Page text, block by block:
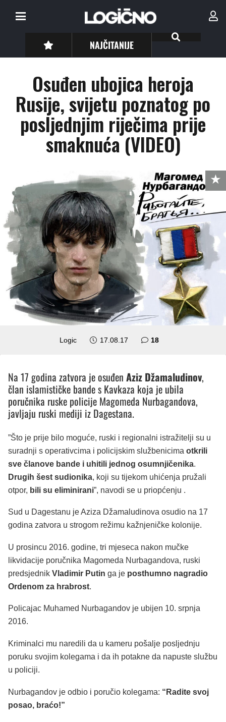
NAJČITANIJE
Osuđen ubojica heroja
Rusije, svijetu poznatog po
posljednjim riječima prije
smaknuća (VIDEO)
Logic 17.08.17 18komentara
Na 17 godina zatvora je osuđen Aziz Džamaludinov,
član islamističke bande s Kavkaza koja je ubila
poručnika ruske policije Magomeda Nurbagandova,
javljaju ruski mediji iz Dagestana.
”Što je prije bilo moguće, ruski i regionalni istražitelji su u
suradnji s operativcima i policijskim službenicima otkrili
sve članove bande i uhitili jednog osumnjičenika.
Drugih šest sudionika, koji su tijekom uhićenja pružali
otpor, bili su eliminirani”, navodi se u priopćenju .
Sud u Dagestanu je Aziza Džamaludinova osudio na 17
godina zatvora u strogom režimu kažnjeničke kolonije.
U prosincu 2016. godine, tri mjeseca nakon mučke
likvidacije poručnika Magomeda Nurbagandova, ruski
predsjednik Vladimir Putin ga je posthumno nagradio
Ordenom za hrabrost.
Policajac Muhamed Nurbagandov je ubijen 10. srpnja
2016.
Kriminalci mu naredili da u kameru pošalje posljednju
poruku svojim kolegama i da ih potakne da napuste službu
u policiji.
Nurbagandov je odbio i poručio kolegama: “Radite svoj
posao, braćo!”